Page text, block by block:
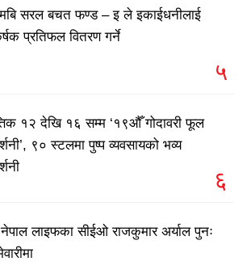
सरल बचत फण्ड – इ ले इकाईधनीलाई
प्रतिफल वितरण गर्ने
५
१२ देखि १६ सम्म ‘१९औँ गोदावरी फूल
९० स्टलमा पुष्प व्यवसायको भव्य
६
लाइफका सीईओ राजकुमार अर्याल पुनः